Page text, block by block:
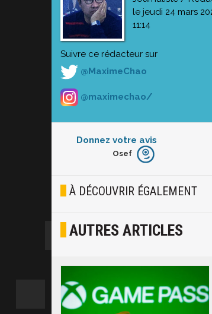
le jeudi 24 mars
11:14
Suivre ce rédacteur sur
@MaximeChao
@maximechao/
Donnez votre avis
Furieux
Joyeux
Osef
À DÉCOUVRIR ÉGALEMENT
AUTRES ARTICLES